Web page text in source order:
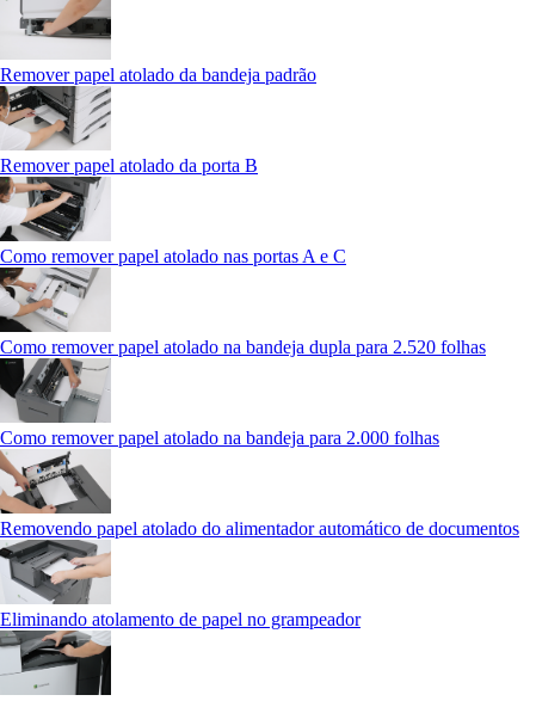
Remover papel atolado da bandeja padrão
Remover papel atolado da porta B
Como remover papel atolado nas portas A e C
Como remover papel atolado na bandeja dupla para 2.520 folhas
Como remover papel atolado na bandeja para 2.000 folhas
Removendo papel atolado do alimentador automático de documentos
Eliminando atolamento de papel no grampeador